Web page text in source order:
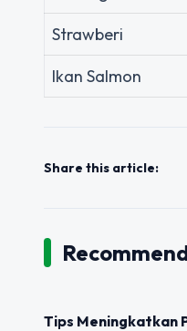
Strawberi
Ikan Salmon
Share this article:
Tips Meningkatkan